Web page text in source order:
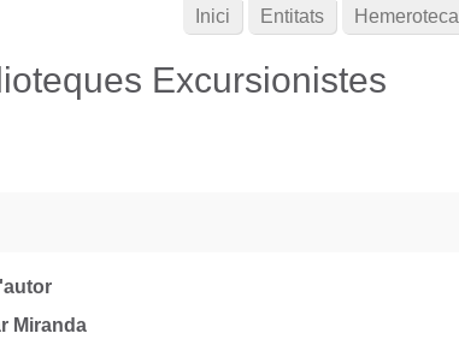
Excursionistes
Miranda
Inici Entitats Hemeroteca